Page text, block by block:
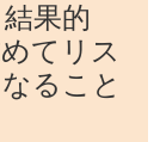
果的
てリス
ること